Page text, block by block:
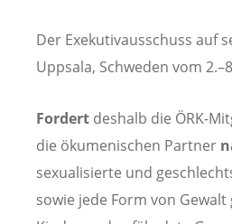
Der Exekutivausschuss auf
Uppsala, Schweden vom
Fordert deshalb die ÖRK-
die ökumenischen Partner
sexualisierte und
sowie jede Form von Gewalt